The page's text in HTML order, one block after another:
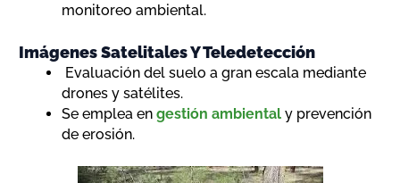
monitoreo ambiental.
Imágenes Satelitales Y Teledetección
Evaluación del suelo a gran escala mediante
drones y satélites.
Se emplea en gestión ambiental y prevención
de erosión.